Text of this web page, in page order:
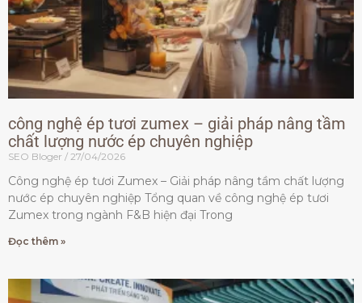
công nghệ ép tươi zumex – giải pháp nâng tầm
chất lượng nước ép chuyên nghiệp
SEO Bloger 27/04/2026
Công nghệ ép tươi Zumex – Giải pháp nâng tầm chất lượng
nước ép chuyên nghiệp Tổng quan về công nghệ ép tươi
Zumex trong ngành F&B hiện đại Trong
Đọc thêm »